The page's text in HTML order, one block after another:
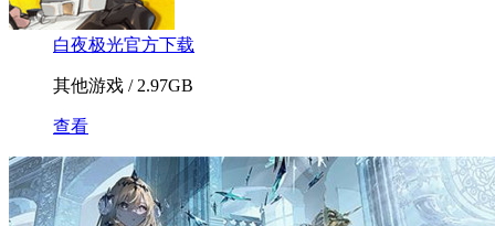
白夜极光官方下载
其他游戏 / 2.97GB
查看